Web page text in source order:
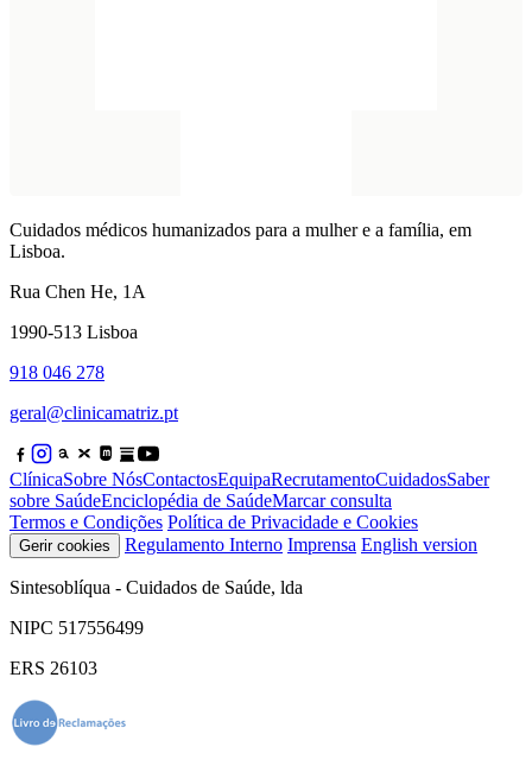
Cuidados médicos humanizados para a mulher e a família, em
Lisboa.
Rua Chen He, 1A
1990-513 Lisboa
918 046 278
geral@clinicamatriz.pt
ClínicaSobre NósContactosEquipaRecrutamentoCuidadosSaber
sobre SaúdeEnciclopédia de SaúdeMarcar consulta
Termos e Condições Política de Privacidade e Cookies
Gerir cookies Regulamento Interno Imprensa English version
Sintesoblíqua - Cuidados de Saúde, lda
NIPC 517556499
ERS 26103